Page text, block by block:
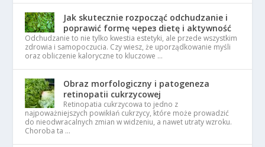
Jak skutecznie rozpocząć odchudzanie i
poprawić formę через dietę i aktywność
Odchudzanie to nie tylko kwestia estetyki, ale przede wszystkim
zdrowia i samopoczucia. Czy wiesz, że uporządkowanie myśli
oraz obliczenie kaloryczne to kluczowe …
Obraz morfologiczny i patogeneza
retinopatii cukrzycowej
Retinopatia cukrzycowa to jedno z
najpoważniejszych powikłań cukrzycy, które może prowadzić
do nieodwracalnych zmian w widzeniu, a nawet utraty wzroku.
Choroba ta …